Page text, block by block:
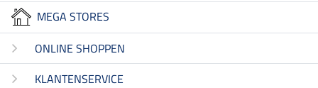
MEGA STORES
ONLINE SHOPPEN
KLANTENSERVICE